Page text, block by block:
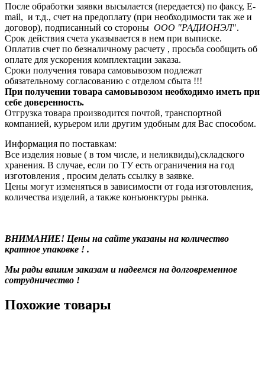
После обработки заявки высылается (передается) по факсу, E-
mail, и т.д., счет на предоплату (при необходимости так же и
договор), подписанный со стороны ООО "РАДИОНЭЛ".
Срок действия счета указывается в нем при выписке.
Оплатив счет по безналичному расчету , просьба сообщить об
оплате для ускорения комплектации заказа.
Сроки получения товара самовывозом подлежат
обязательному согласованию с отделом сбыта !!!
При получении товара самовывозом необходимо иметь при
себе доверенность.
Отгрузка товара производится почтой, транспортной
компанией, курьером или другим удобным для Вас способом.
Информация по поставкам:
Все изделия новые ( в том числе, и неликвиды),складского
хранения. В случае, если по ТУ есть ограничения на год
изготовления , просим делать ссылку в заявке.
Цены могут изменяться в зависимости от года изготовления,
количества изделий, а также конъюнктуры рынка.
ВНИМАНИЕ! Цены на сайте указаны на количество
кратное упаковке ! .
Мы рады вашим заказам и надеемся на долговременное
сотрудничество !
Похожие товары